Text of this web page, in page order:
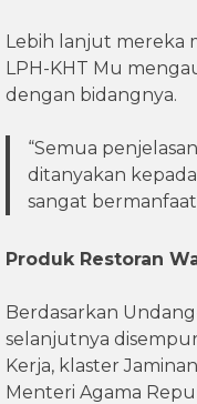
Lebih lanjut mereka
LPH-KHT Mu
dengan bidangnya.
“Semua
ditanyakan
sangat
Produk Restoran
Berdasarkan
selanjutnya
Kerja, klaster
Menteri Agama